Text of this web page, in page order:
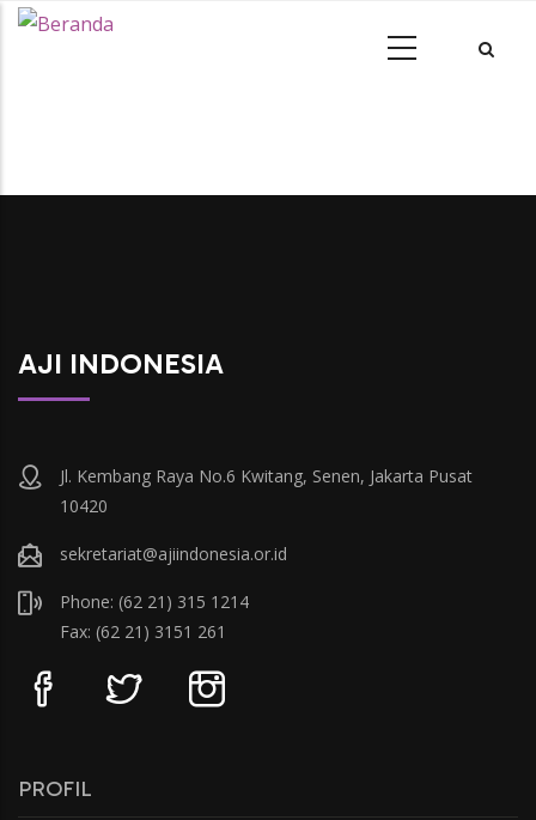
AJI INDONESIA
Jl. Kembang Raya No.6 Kwitang, Senen, Jakarta Pusat
10420
sekretariat@ajiindonesia.or.id
Phone: (62 21) 315 1214
Fax: (62 21) 3151 261
PROFIL